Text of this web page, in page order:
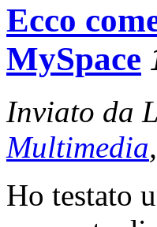
Ecco
MySpace
Inviato da
Multimedia,
Ho testato